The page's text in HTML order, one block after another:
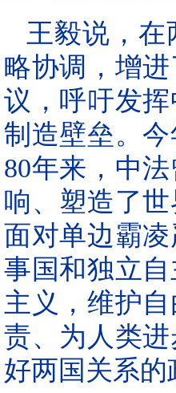
王毅说，在
略协调，增
议，呼吁发
制造壁垒。
80年来，中
响、塑造了
面对单边霸
事国和独立
主义，维护
责、为人类
好两国关系